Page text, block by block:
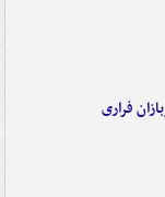
فراری